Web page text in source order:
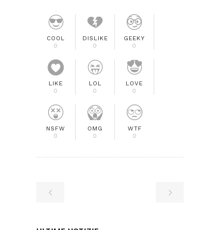
COOL
0
DISLIKE
0
GEEKY
0
LIKE
0
LOL
0
LOVE
0
NSFW
0
OMG
0
WTF
0